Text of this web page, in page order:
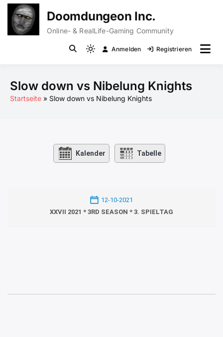
Zum
Inhalt
springen
Doomdungeon Inc.
Online- & RealLife-Gaming Community
Light
(click
to
switch
Anmelden Registrieren
Slow down vs Nibelung Knights
Startseite Slow down vs Nibelung Knights
Kalender Tabelle
12-10-2021
XXVII 2021 * 3RD SEASON * 3. SPIELTAG